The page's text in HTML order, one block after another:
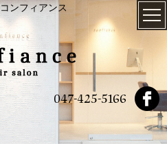
ンフィアンス
047-425-5166